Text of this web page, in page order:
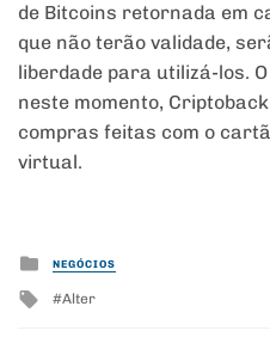
de Bitcoins retornada em
que não terão validade,
liberdade para utilizá-los.
neste momento,
compras feitas com o
virtual.
Posted
in
NEGÓCIOS
Tagged
Alter